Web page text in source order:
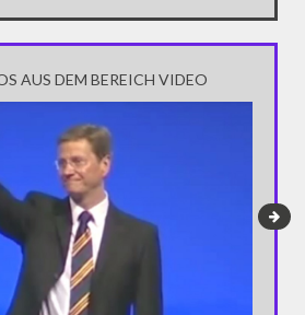
AUS DEM BEREICH VIDEO